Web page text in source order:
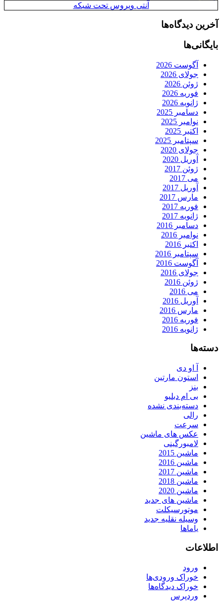
آنتی ویروس تحت شبکه
آخرین دیدگاه‌ها
بایگانی‌ها
آگوست 2026
جولای 2026
ژوئن 2026
فوریه 2026
ژانویه 2026
دسامبر 2025
نوامبر 2025
اکتبر 2025
سپتامبر 2025
جولای 2020
آوریل 2020
ژوئن 2017
می 2017
آوریل 2017
مارس 2017
فوریه 2017
ژانویه 2017
دسامبر 2016
نوامبر 2016
اکتبر 2016
سپتامبر 2016
آگوست 2016
جولای 2016
ژوئن 2016
می 2016
آوریل 2016
مارس 2016
فوریه 2016
ژانویه 2016
دسته‌ها
آ او دی
استون مارتین
بنز
بی ام دبلیو
دسته‌بندی نشده
رالی
سرعت
عکس های ماشین
لامبورگینی
ماشین 2015
ماشین 2016
ماشین 2017
ماشین 2018
ماشین 2020
ماشین های جدید
موتورسیکلت
وسیله نقلیه جدید
یاماها
اطلاعات
ورود
خوراک ورودی‌ها
خوراک دیدگاه‌ها
وردپرس